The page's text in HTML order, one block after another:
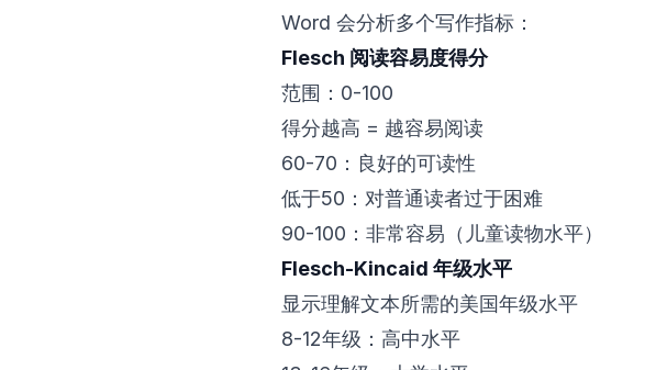
Word 会分析多个写作指标：
Flesch 阅读容易度得分
范围：0-100
得分越高 = 越容易阅读
60-70：良好的可读性
低于50：对普通读者过于困难
90-100：非常容易（儿童读物水平）
Flesch-Kincaid 年级水平
显示理解文本所需的美国年级水平
8-12年级：高中水平